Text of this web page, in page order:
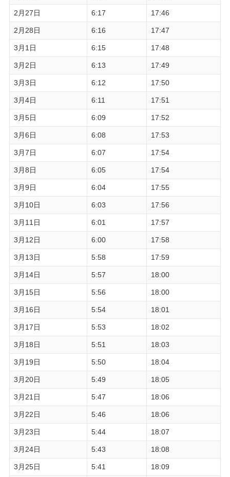
2月27日 6:17 17:46
2月28日 6:16 17:47
3月1日 6:15 17:48
3月2日 6:13 17:49
3月3日 6:12 17:50
3月4日 6:11 17:51
3月5日 6:09 17:52
3月6日 6:08 17:53
3月7日 6:07 17:54
3月8日 6:05 17:54
3月9日 6:04 17:55
3月10日 6:03 17:56
3月11日 6:01 17:57
3月12日 6:00 17:58
3月13日 5:58 17:59
3月14日 5:57 18:00
3月15日 5:56 18:00
3月16日 5:54 18:01
3月17日 5:53 18:02
3月18日 5:51 18:03
3月19日 5:50 18:04
3月20日 5:49 18:05
3月21日 5:47 18:06
3月22日 5:46 18:06
3月23日 5:44 18:07
3月24日 5:43 18:08
3月25日 5:41 18:09